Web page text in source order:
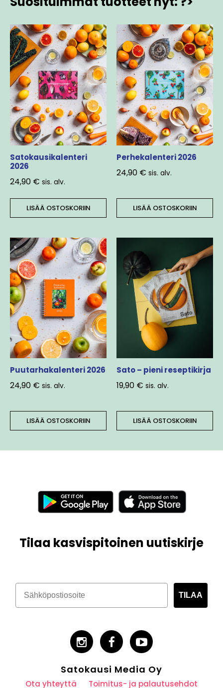
Satokausikalenteri
2026
24,90 € sis. alv.
LISÄÄ OSTOSKORIIN
Perhekalenteri 2026
24,90 € sis. alv.
LISÄÄ OSTOSKORIIN
Puutarhakalenteri 2026
24,90 € sis. alv.
LISÄÄ OSTOSKORIIN
Sato – pieni reseptikirja
19,90 € sis. alv.
LISÄÄ OSTOSKORIIN
Tilaa kasvispitoinen uutiskirje
TILAA
Satokausi Media Oy
Ota yhteyttä Toimitus- ja palautusehdot